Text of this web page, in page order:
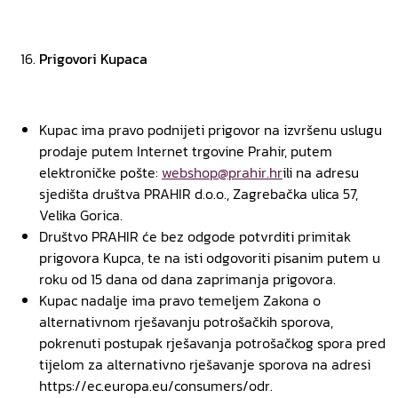
Prigovori Kupaca
Kupac ima pravo podnijeti prigovor na izvršenu uslugu
prodaje putem Internet trgovine Prahir, putem
elektroničke pošte: webshop@prahir.hrili na adresu
sjedišta društva PRAHIR d.o.o., Zagrebačka ulica 57,
Velika Gorica.
Društvo PRAHIR će bez odgode potvrditi primitak
prigovora Kupca, te na isti odgovoriti pisanim putem u
roku od 15 dana od dana zaprimanja prigovora.
Kupac nadalje ima pravo temeljem Zakona o
alternativnom rješavanju potrošačkih sporova,
pokrenuti postupak rješavanja potrošačkog spora pred
tijelom za alternativno rješavanje sporova na adresi
https://ec.europa.eu/consumers/odr.